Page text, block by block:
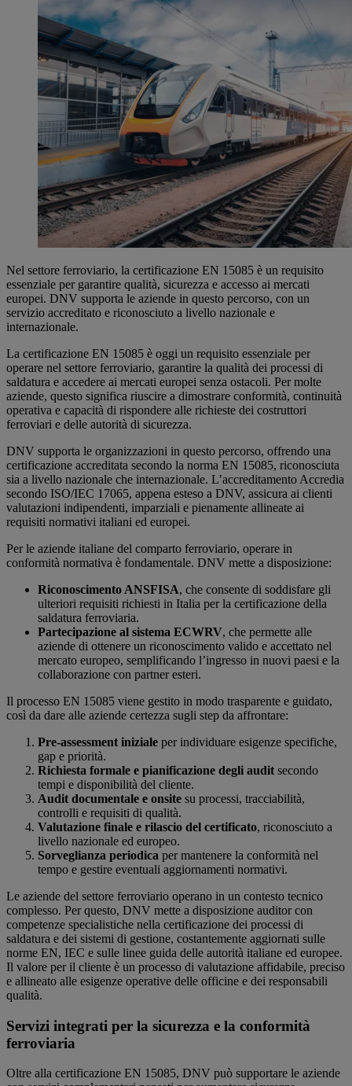
Nel settore ferroviario, la certificazione EN 15085 è un requisito
essenziale per garantire qualità, sicurezza e accesso ai mercati
europei. DNV supporta le aziende in questo percorso, con un
servizio accreditato e riconosciuto a livello nazionale e
internazionale.
La certificazione EN 15085 è oggi un requisito essenziale per
operare nel settore ferroviario, garantire la qualità dei processi di
saldatura e accedere ai mercati europei senza ostacoli. Per molte
aziende, questo significa riuscire a dimostrare conformità, continuità
operativa e capacità di rispondere alle richieste dei costruttori
ferroviari e delle autorità di sicurezza.
DNV supporta le organizzazioni in questo percorso, offrendo una
certificazione accreditata secondo la norma EN 15085, riconosciuta
sia a livello nazionale che internazionale. L’accreditamento Accredia
secondo ISO/IEC 17065, appena esteso a DNV, assicura ai clienti
valutazioni indipendenti, imparziali e pienamente allineate ai
requisiti normativi italiani ed europei.
Per le aziende italiane del comparto ferroviario, operare in
conformità normativa è fondamentale. DNV mette a disposizione:
Riconoscimento ANSFISA, che consente di soddisfare gli
ulteriori requisiti richiesti in Italia per la certificazione della
saldatura ferroviaria.
Partecipazione al sistema ECWRV, che permette alle
aziende di ottenere un riconoscimento valido e accettato nel
mercato europeo, semplificando l’ingresso in nuovi paesi e la
collaborazione con partner esteri.
Il processo EN 15085 viene gestito in modo trasparente e guidato,
così da dare alle aziende certezza sugli step da affrontare:
Pre-assessment iniziale per individuare esigenze specifiche,
gap e priorità.
Richiesta formale e pianificazione degli audit secondo
tempi e disponibilità del cliente.
Audit documentale e onsite su processi, tracciabilità,
controlli e requisiti di qualità.
Valutazione finale e rilascio del certificato, riconosciuto a
livello nazionale ed europeo.
Sorveglianza periodica per mantenere la conformità nel
tempo e gestire eventuali aggiornamenti normativi.
Le aziende del settore ferroviario operano in un contesto tecnico
complesso. Per questo, DNV mette a disposizione auditor con
competenze specialistiche nella certificazione dei processi di
saldatura e dei sistemi di gestione, costantemente aggiornati sulle
norme EN, IEC e sulle linee guida delle autorità italiane ed europee.
Il valore per il cliente è un processo di valutazione affidabile, preciso
e allineato alle esigenze operative delle officine e dei responsabili
qualità.
Servizi integrati per la sicurezza e la conformità
ferroviaria
Oltre alla certificazione EN 15085, DNV può supportare le aziende